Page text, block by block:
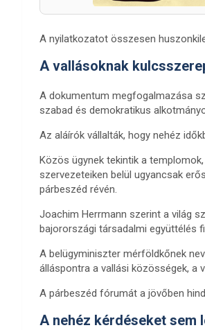
A nyilatkozatot összesen
A vallásoknak
A dokumentum megfogalmazása
szabad és demokratikus
Az aláírók vállalták, hogy nehéz
Közös ügynek tekintik a
szervezeteiken belül ugyancsak
párbeszéd révén.
Joachim Herrmann szerint a világ
bajorországi társadalmi együttélés
A belügyminiszter mérföldkőnek
álláspontra a vallási közösségek, a
A párbeszéd fórumát a jövőben
A nehéz kérdéseket sem